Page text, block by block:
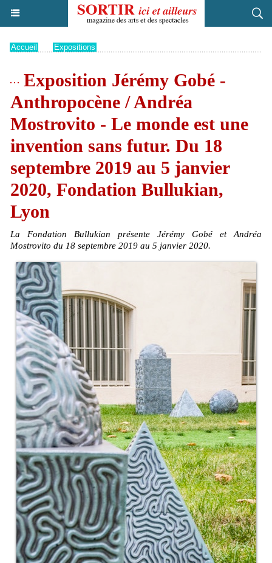
Accueil Expositions
Exposition Jérémy Gobé -
Anthropocène / Andréa
Mostrovito - Le monde est une
invention sans futur. Du 18
septembre 2019 au 5 janvier
2020, Fondation Bullukian,
Lyon
La Fondation Bullukian présente Jérémy Gobé et Andréa
Mostrovito du 18 septembre 2019 au 5 janvier 2020.